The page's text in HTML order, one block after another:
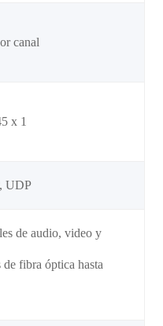
canal
x 1
UDP
de audio, video y
fibra óptica hasta